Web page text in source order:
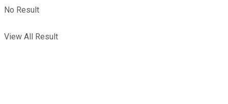
No Result
View All Result